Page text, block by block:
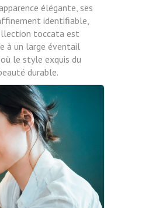
élégante, ses
identifiable,
toccata est
à un large éventail
où le style exquis du
durable.